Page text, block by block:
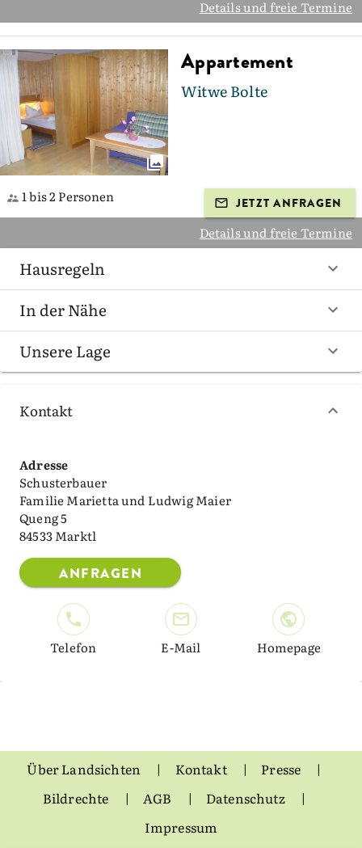
Details und freie Termine
Appartement
Witwe Bolte
1 bis 2 Personen JETZT ANFRAGEN
Details und freie Termine
Hausregeln
In der Nähe
Unsere Lage
Kontakt
Adresse
Schusterbauer
Familie Marietta und Ludwig Maier
Queng 5
84533 Marktl
ANFRAGEN
Telefon E-Mail Homepage
Über Landsichten Kontakt
Presse
Bildrechte
AGB
Datenschutz
Impressum